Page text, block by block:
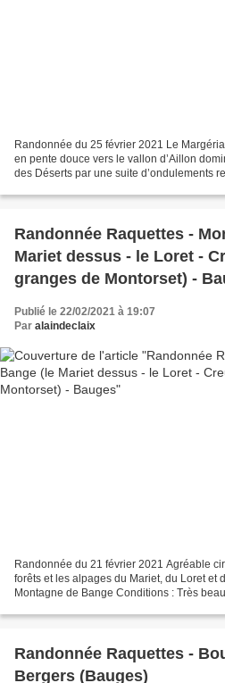
Randonnée du 25 février 2021 Le
en pente douce vers le vallon d’Aillon
des Déserts par une suite d’ondulements
Randonnée Raquettes -
Mariet dessus - le Loret -
granges de Montorset) -
Publié le 22/02/2021 à 19:07
Par alaindeclaix
Randonnée du 21 février 2021 Agréable
forêts et les alpages du Mariet, du Loret et
Montagne de Bange Conditions : Très
Randonnée Raquettes -
Bergers (Bauges)